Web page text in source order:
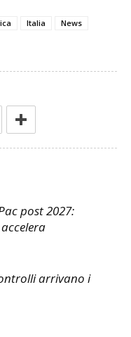
Italia
News
post 2027:
arrivano i